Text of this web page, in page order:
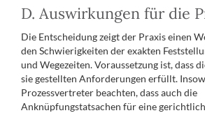
D. Auswirkungen für die
Die Entscheidung zeigt der Praxis einen
den Schwierigkeiten der exakten
und Wegezeiten. Voraussetzung ist, dass
sie gestellten Anforderungen erfüllt.
Prozessvertreter beachten, dass auch die
Anknüpfungstatsachen für eine